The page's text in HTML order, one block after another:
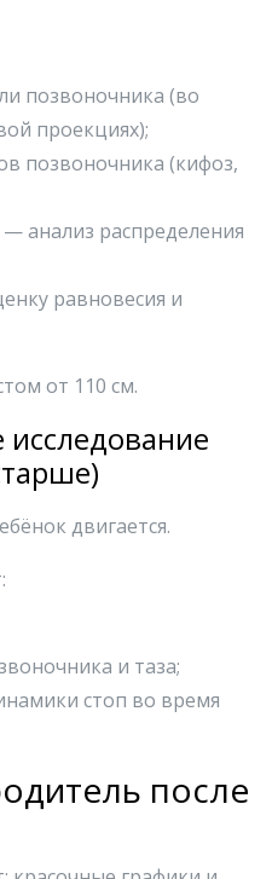
позвоночника (во
проекциях);
позвоночника (кифоз,
анализ распределения
равновесия и
от 110 см.
двигается.
и таза;
стоп во время
после